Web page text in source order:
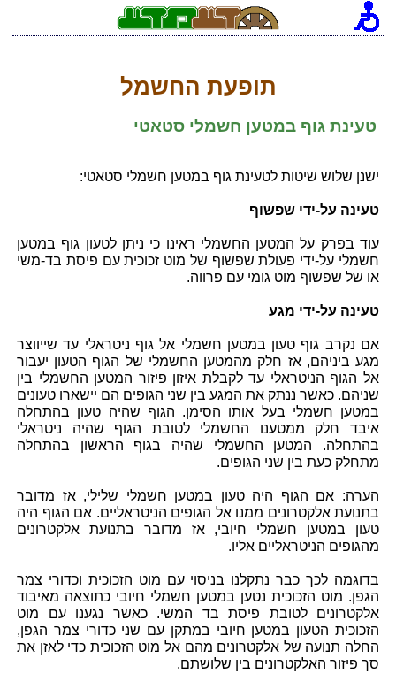
תופעת החשמל
טעינת גוף במטען חשמלי סטאטי
ישנן שלוש שיטות לטעינת גוף במטען חשמלי סטאטי:
טעינה על-ידי שפשוף
עוד בפרק על המטען החשמלי ראינו כי ניתן לטעון גוף במטען
חשמלי על-ידי פעולת שפשוף של מוט זכוכית עם פיסת בד-משי
או של שפשוף מוט גומי עם פרווה.
טעינה על-ידי מגע
אם נקרב גוף טעון במטען חשמלי אל גוף ניטראלי עד שייווצר
מגע ביניהם, אז חלק מהמטען החשמלי של הגוף הטעון יעבור
אל הגוף הניטראלי עד לקבלת איזון פיזור המטען החשמלי בין
שניהם. כאשר ננתק את המגע בין שני הגופים הם יישארו טעונים
במטען חשמלי בעל אותו הסימן. הגוף שהיה טעון בהתחלה
איבד חלק ממטענו החשמלי לטובת הגוף שהיה ניטראלי
בהתחלה. המטען החשמלי שהיה בגוף הראשון בהתחלה
מתחלק כעת בין שני הגופים.
הערה: אם הגוף היה טעון במטען חשמלי שלילי, אז מדובר
בתנועת אלקטרונים ממנו אל הגופים הניטראליים. אם הגוף היה
טעון במטען חשמלי חיובי, אז מדובר בתנועת אלקטרונים
מהגופים הניטראליים אליו.
בדוגמה לכך כבר נתקלנו בניסוי עם מוט הזכוכית וכדורי צמר
הגפן. מוט הזכוכית נטען במטען חשמלי חיובי כתוצאה מאיבוד
אלקטרונים לטובת פיסת בד המשי. כאשר נגענו עם מוט
הזכוכית הטעון במטען חיובי במתקן עם שני כדורי צמר הגפן,
החלה תנועה של אלקטרונים מהם אל מוט הזכוכית כדי לאזן את
סך פיזור האלקטרונים בין שלושתם.